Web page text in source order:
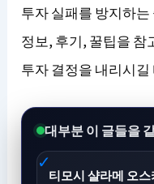
투자 실패를 방지하
정보, 후기, 꿀팁을 참
투자 결정을 내리시길
대부분 이 글들을
티모시 샬라메 오